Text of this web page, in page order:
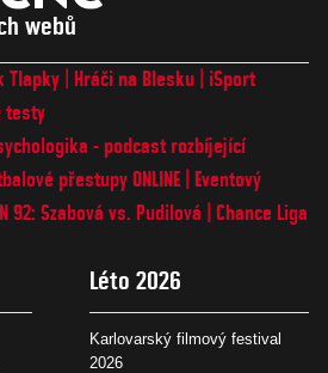
webů
Tlapky Hráči na Blesku
iSport
testy
- podcast rozbíjející
přestupy ONLINE
Eventový
92: Szabová vs. Pudilová
Chance Liga
Léto 2026
Karlovarský filmový festival
2026